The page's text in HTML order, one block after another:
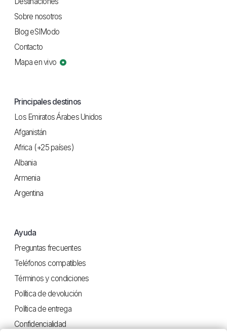
Sobre nosotros
Blog eSIModo
Contacto
Mapa en vivo
Principales destinos
Los Emiratos Árabes Unidos
Afganistán
Africa (+25 países)
Albania
Armenia
Argentina
Ayuda
Preguntas frecuentes
Teléfonos compatibles
Términos y condiciones
Política de devolución
Política de entrega
Confidencialidad